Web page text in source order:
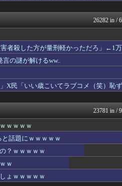
。赤ちゃんの...
修羅場ライ
まにゅそく
ムカつ...
アニチャッ
式「しょうがね...
わんこーる
出来るじゃ...
と思わ...
海外トーク
ｗｗ
女子アナお
弱男息...
いたしん！
部「協力的で...
痛いニュー
資格ちゃん
明日は何を
どの追加グッズ...
ウマ娘うま
26282 in /
者殺した方が量刑軽かっただろ」←1
言の謎が解けるww..
X民「いい歳こいてラブコメ（笑）恥
23781 in /
ｗｗｗｗ
と話題にｗｗｗｗｗ
？ｗｗｗｗｗ
ｗ
ょｗｗｗｗｗ